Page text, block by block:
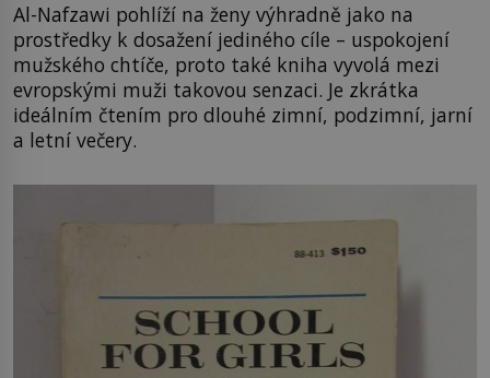
Al-Nafzawi pohlíží na ženy výhradně jako na
prostředky k dosažení jediného cíle – uspokojení
mužského chtíče, proto také kniha vyvolá mezi
evropskými muži takovou senzaci. Je zkrátka
ideálním čtením pro dlouhé zimní, podzimní, jarní
a letní večery.